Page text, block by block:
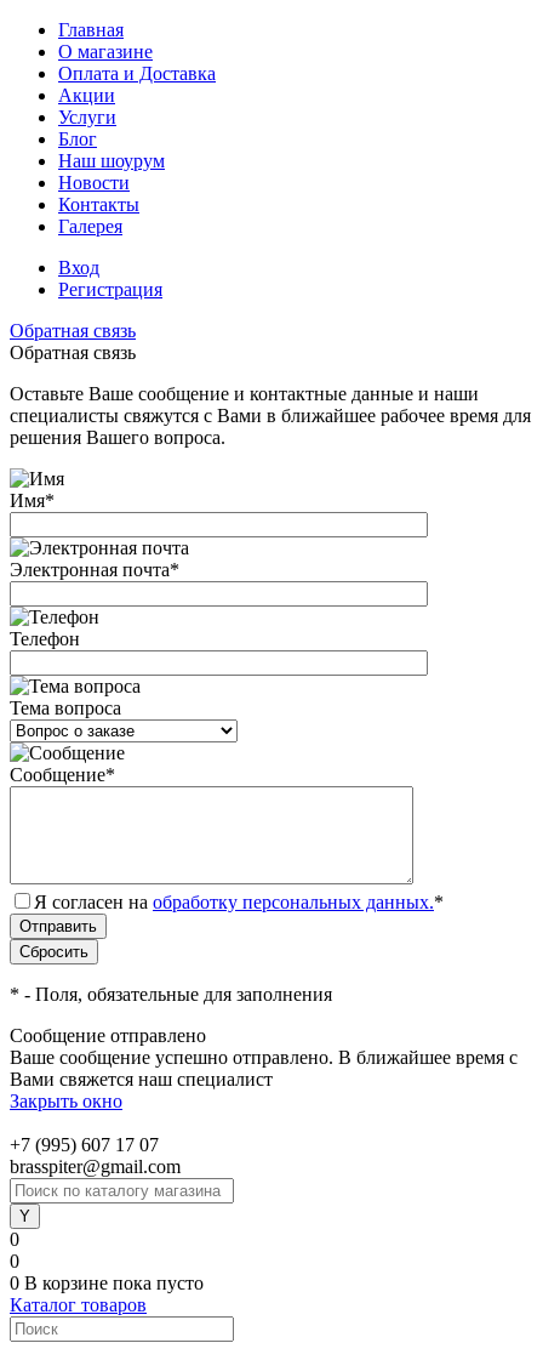
Главная
О магазине
Оплата и Доставка
Акции
Услуги
Блог
Наш шоурум
Новости
Контакты
Галерея
Вход
Регистрация
Обратная связь
Обратная связь
Оставьте Ваше сообщение и контактные данные и наши
специалисты свяжутся с Вами в ближайшее рабочее время для
решения Вашего вопроса.
Имя*
Электронная почта*
Телефон
Тема вопроса
Сообщение*
Я согласен на обработку персональных данных.*
* - Поля, обязательные для заполнения
Сообщение отправлено
Ваше сообщение успешно отправлено. В ближайшее время с
Вами свяжется наш специалист
Закрыть окно
+7 (995) 607 17 07
brasspiter@gmail.com
0
0
0 В корзине пока пусто
Каталог товаров